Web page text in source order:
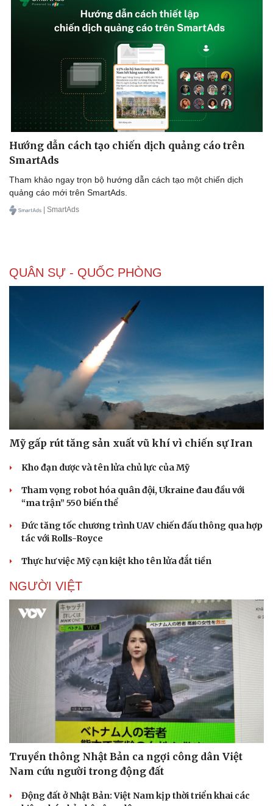
Lịch thi đấu bóng đá
Ô tô
Xe máy
Hướng dẫn cách tạo chiến dịch quảng cáo trên
SmartAds
Tham khảo ngay trọn bộ hướng dẫn cách tạo một chiến dịch
quảng cáo mới trên SmartAds.
| SmartAds
QUÂN SỰ - QUỐC PHÒNG
Mỹ gấp rút tăng sản xuất vũ khí vì chiến sự Iran
Kho đạn dược và tên lửa chủ lực của Mỹ
Tham vọng robot hóa quân đội, Ukraine đau đầu với
“ma trận” 550 biến thể
Đức tăng tốc chương trình UAV chiến đấu thông qua hợp
tác với Rolls-Royce
Thực hư việc Mỹ cạn kiệt kho tên lửa đắt tiền
NGƯỜI VIỆT
Truyền thông Nhật Bản ca ngợi công dân Việt
Nam cứu người trong động đất
Động đất ở Nhật Bản: Việt Nam kịp thời triển khai các